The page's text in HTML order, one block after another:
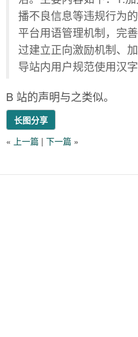
播不良信息等违规行为
平台用语管理机制，完
过建立正向激励机制、
导站内用户规范使用汉字
B 站的声明与之类似。
长图分享
« 上一篇 | 下一篇 »